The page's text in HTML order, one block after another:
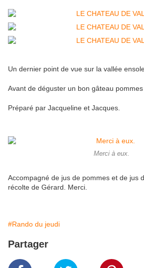
Un dernier point de vue sur la vallée
Avant de déguster un bon gâteau pommes
Préparé par Jacqueline et Jacques.
Merci à eux.
Accompagné de jus de pommes et de jus
récolte de Gérard. Merci.
#Rando du jeudi
Partager